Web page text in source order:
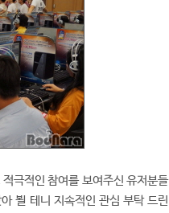
극적인 참여를 보여주신 유저분들
뵐 테니 지속적인 관심 부탁 드린